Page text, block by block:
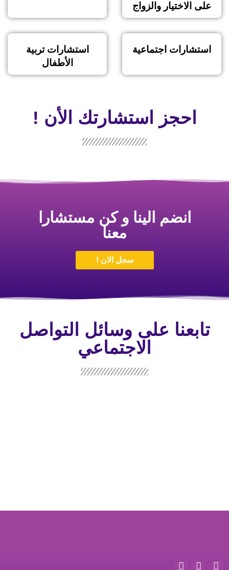
على الاختيار والزواج
استشارات اجتماعية
استشارات تربية
الأطفال
احجز استشارتك الأن !
انضم الينا و كن مستشارا
معنا
سجل الان !
تابعنا على وسائل التواصل
الاجتماعي